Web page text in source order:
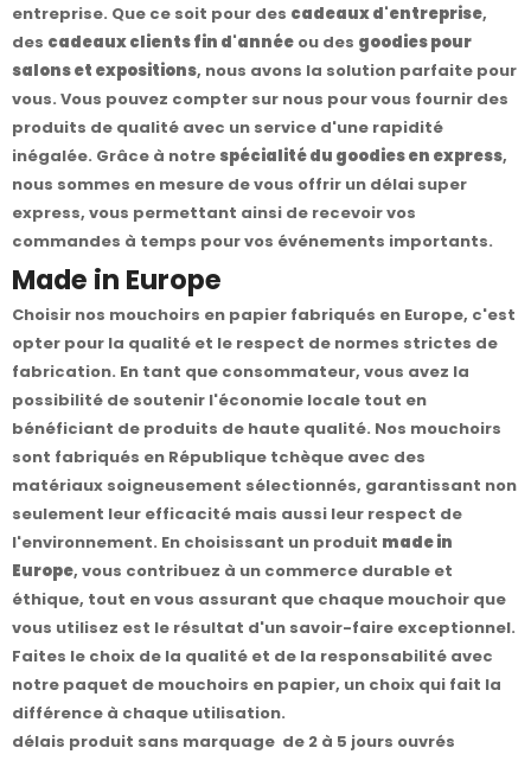
entreprise. Que ce soit pour des cadeaux d'entreprise,
des cadeaux clients fin d'année ou des goodies pour
salons et expositions, nous avons la solution parfaite pour
vous. Vous pouvez compter sur nous pour vous fournir des
produits de qualité avec un service d'une rapidité
inégalée. Grâce à notrespécialité du goodies en express,
nous sommes en mesure de vous offrir un délai super
express, vous permettant ainsi de recevoir vos
commandes à temps pour vos événements importants.
Made in Europe
Choisir nos mouchoirs en papier fabriqués en Europe, c'est
opter pour la qualité et le respect de normes strictes de
fabrication. En tant que consommateur, vous avez la
possibilité de soutenir l'économie locale tout en
bénéficiant de produits de haute qualité. Nos mouchoirs
sont fabriqués en République tchèque avec des
matériaux soigneusement sélectionnés, garantissant non
seulement leur efficacité mais aussi leur respect de
l'environnement. En choisissant un produit made in
Europe, vous contribuez à un commerce durable et
éthique, tout en vous assurant que chaque mouchoir que
vous utilisez est le résultat d'un savoir-faire exceptionnel.
Faites le choix de la qualité et de la responsabilité avec
notre paquet de mouchoirs en papier, un choix qui fait la
différence à chaque utilisation.
délais produit sans marquage de 2 à 5 jours ouvrés